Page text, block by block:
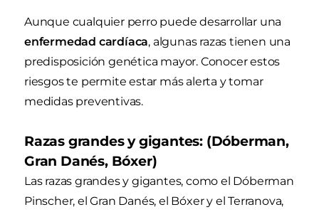
Aunque cualquier perro puede desarrollar una
enfermedad cardíaca, algunas razas tienen una
predisposición genética mayor. Conocer estos
riesgos te permite estar más alerta y tomar
medidas preventivas.
Razas grandes y gigantes: (Dóberman,
Gran Danés, Bóxer)
Las razas grandes y gigantes, como el Dóberman
Pinscher, el Gran Danés, el Bóxer y el Terranova,